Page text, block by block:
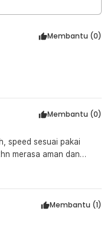
Membantu (0)
Membantu (0)
speed sesuai pakai
merasa aman dan
Membantu (1)